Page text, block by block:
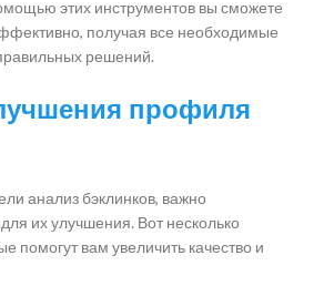
этих инструментов вы сможете
получая все необходимые
решений.
профиля
анализ бэклинков, важно
их улучшения. Вот несколько
помогут вам увеличить качество и